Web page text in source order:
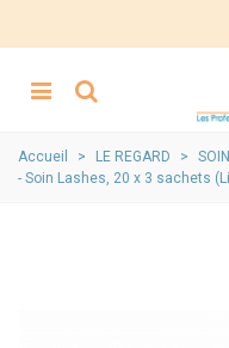
Accueil > LE REGARD >
- Soin Lashes, 20 x 3 sachets